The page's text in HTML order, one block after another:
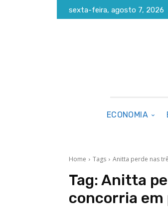
sexta-feira, agosto 7, 2026
ECONOMIA
Home Tags Anitta perde nas
Tag: Anitta
concorria em